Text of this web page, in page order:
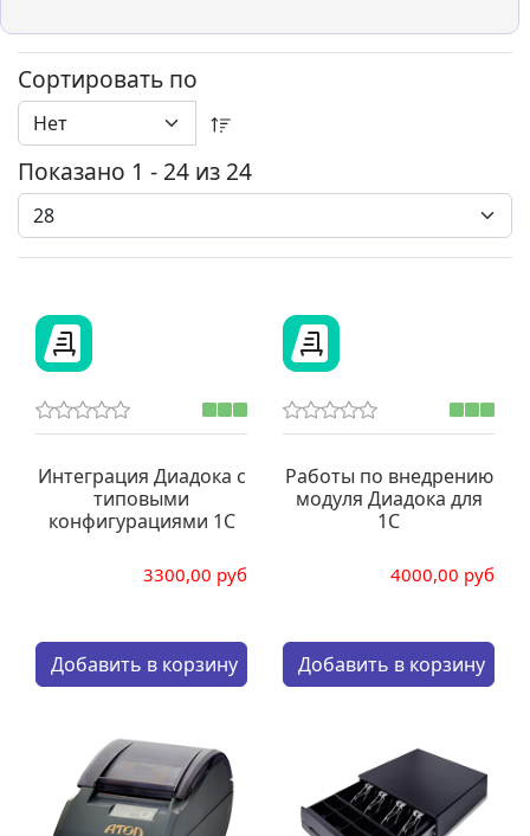
Сортировать по
Показано 1 - 24 из 24
Интеграция Диадока с
типовыми
конфигурациями 1С
3300,00 руб
Кол-во:
Добавить в корзину
Работы по внедрению
модуля Диадока для
1С
4000,00 руб
Кол-во:
Добавить в корзину